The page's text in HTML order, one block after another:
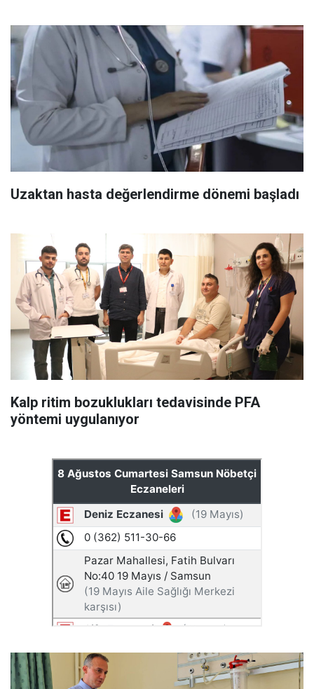
Uzaktan hasta değerlendirme dönemi başladı
Kalp ritim bozuklukları tedavisinde PFA
yöntemi uygulanıyor